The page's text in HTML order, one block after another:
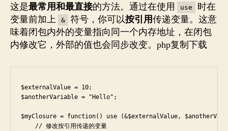
这是最常用和最直接的方法。通过在使用 use
时在
变量前加上
& 符号，你可以按引用传递变量。这意
味着闭包内外的变量指向同一个内存地址，在闭包
内修改它，外部的值也会同步改变。php复制下载
$externalValue = 10;
$anotherVariable = "Hello";
$myClosure = function() use (&$externalValue,
    // 修改按引用传递的变量